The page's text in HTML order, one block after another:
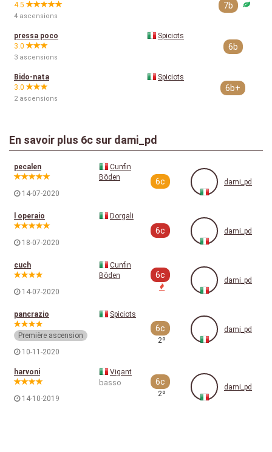
4.5
4 ascensions
7b
pressa poco
3.0
3 ascensions
Spiciots
6b
Bido-nata
3.0
2 ascensions
Spiciots
6b+
En savoir plus 6c sur dami_pd
pecalen
14-07-2020
Cunfin
Böden
6c dami_pd
l operaio
18-07-2020
Dorgali
6c dami_pd
cuch
14-07-2020
Cunfin
Böden
6c
dami_pd
pancrazio
Première ascension
10-11-2020
Spiciots
6c
2º
dami_pd
harvoni
14-10-2019
Vigant
basso 6c
2º
dami_pd